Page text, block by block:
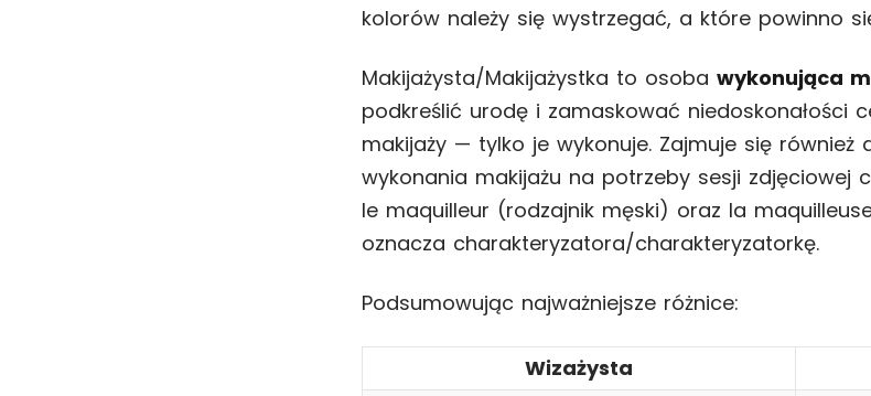
kolorów należy się wystrzegać, a które powinno
Makijażysta/Makijażystka to osoba wykonująca
podkreślić urodę i zamaskować niedoskonałości
makijaży — tylko je wykonuje. Zajmuje się również
wykonania makijażu na potrzeby sesji zdjęciowej
le maquilleur (rodzajnik męski) oraz la
oznacza charakteryzatora/charakteryzatorkę.
Podsumowując najważniejsze różnice:
Wizażysta